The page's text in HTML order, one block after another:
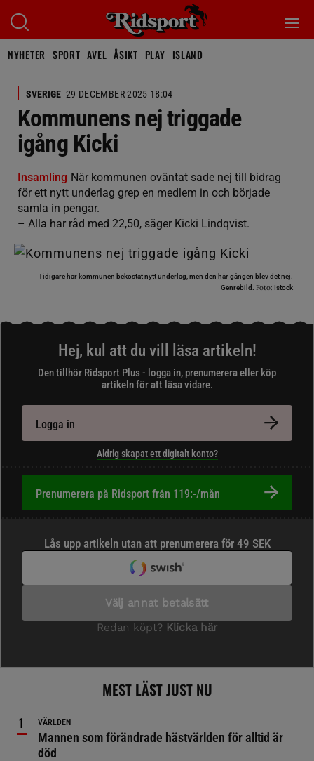
NYHETER SPORT AVEL ÅSIKT PLAY ISLAND
SVERIGE 29 DECEMBER 2025 18:04
Kommunens nej triggade
igång Kicki
Insamling När kommunen oväntat sade nej till bidrag
för ett nytt underlag grep en medlem in och började
samla in pengar.
– Alla har råd med 22,50, säger Kicki Lindqvist.
Tidigare har kommunen bekostat nytt underlag, men den här gången blev det nej.
Genrebild. Foto: Istock
Hej, kul att du vill läsa artikeln!
Den tillhör Ridsport Plus - logga in, prenumerera eller köp
artikeln för att läsa vidare.
Logga in
Aldrig skapat ett digitalt konto?
Prenumerera på Ridsport från 119:-/mån
MEST LÄST JUST NU
VÄRLDEN
Mannen som förändrade hästvärlden för alltid är
död